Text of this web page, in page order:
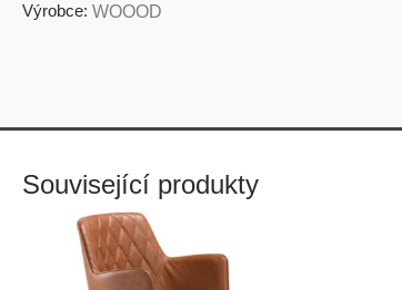
Výrobce: WOOOD
Související produkty